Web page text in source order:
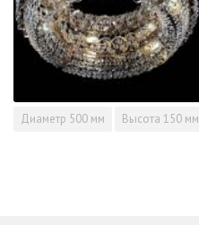
Диаметр 500 мм Высота 150 мм